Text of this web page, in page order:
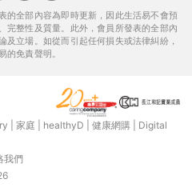
的全部內容為即時更新，因此生活易不會預
完整性及質量。此外，會員所發表的全部內
立場。如從而引起任何損失或法律糾紛，
的免責聲明。
家庭 healthyD 健康網購
Digital
我們